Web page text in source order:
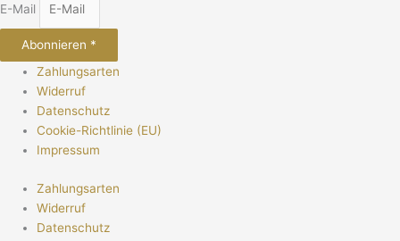
E-Mail
Abonnieren *
Zahlungsarten
Widerruf
Datenschutz
Cookie-Richtlinie (EU)
Impressum
Zahlungsarten
Widerruf
Datenschutz